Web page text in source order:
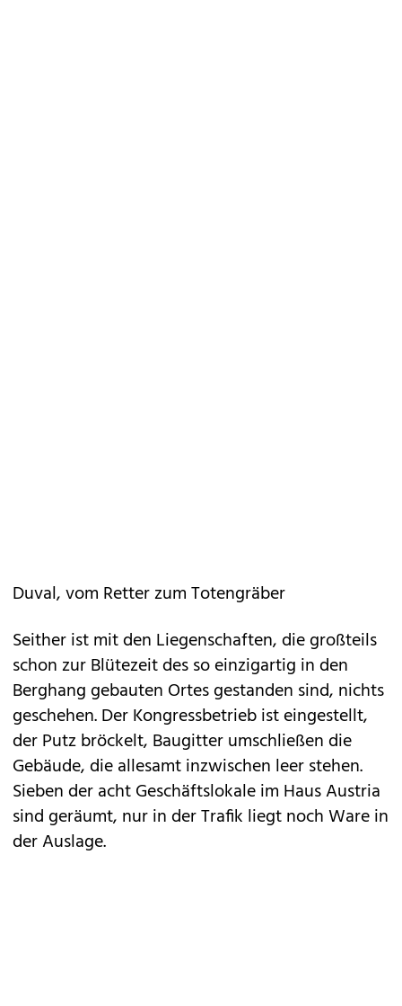
Duval, vom Retter zum Totengräber
Seither ist mit den Liegenschaften, die großteils
schon zur Blütezeit des so einzigartig in den
Berghang gebauten Ortes gestanden sind, nichts
geschehen. Der Kongressbetrieb ist eingestellt,
der Putz bröckelt, Baugitter umschließen die
Gebäude, die allesamt inzwischen leer stehen.
Sieben der acht Geschäftslokale im Haus Austria
sind geräumt, nur in der Trafik liegt noch Ware in
der Auslage.